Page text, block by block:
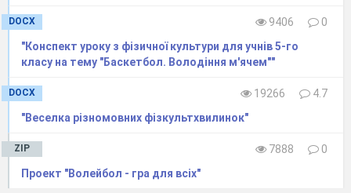
15-17
DOCX 9406
0
"Конспект уроку з фізичної культури для учнів 5-го
класу на тему "Баскетбол. Володіння м'ячем""
DOCX 19266
4.7
"Веселка різномовних фізкультхвилинок"
ZIP 7888
0
Проект "Волейбол - гра для всіх"